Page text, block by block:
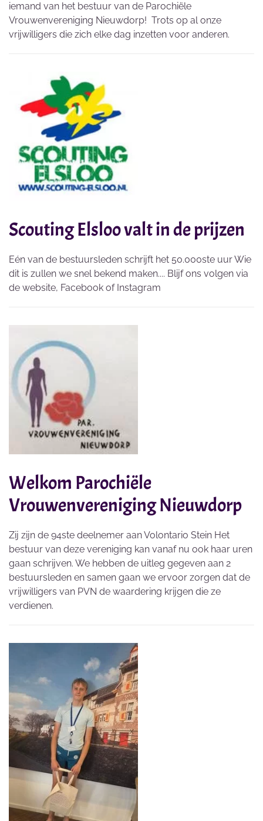
iemand van het bestuur van de Parochiële
Vrouwenvereniging Nieuwdorp! Trots op al onze
vrijwilligers die zich elke dag inzetten voor anderen.
Scouting Elsloo valt in de prijzen
Eén van de bestuursleden schrijft het 50.000ste uur Wie
dit is zullen we snel bekend maken.... Blijf ons volgen via
de website, Facebook of Instagram
Welkom Parochiële
Vrouwenvereniging Nieuwdorp
Zij zijn de 94ste deelnemer aan Volontario Stein Het
bestuur van deze vereniging kan vanaf nu ook haar uren
gaan schrijven. We hebben de uitleg gegeven aan 2
bestuursleden en samen gaan we ervoor zorgen dat de
vrijwilligers van PVN de waardering krijgen die ze
verdienen.